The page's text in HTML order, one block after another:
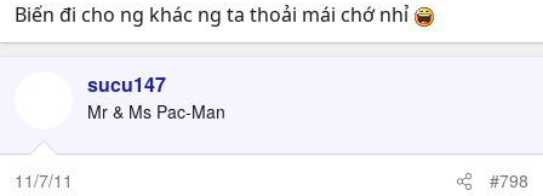
Biến đi cho ng khác ng ta thoải mái chớ nhỉ
sucu147
Mr & Ms Pac-Man
11/7/11 #798